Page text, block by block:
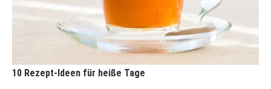
10 Rezept-Ideen für heiße Tage